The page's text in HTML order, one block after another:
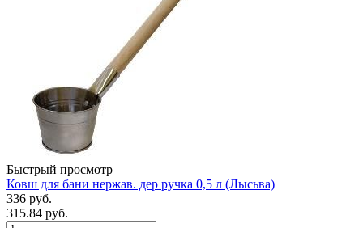
Быстрый просмотр
Ковш для бани нержав. дер ручка 0,5 л (Лысьва)
336 руб.
315.84 руб.